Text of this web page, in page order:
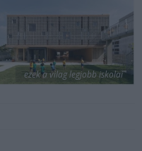
ezek a vilag legjobb iskolai